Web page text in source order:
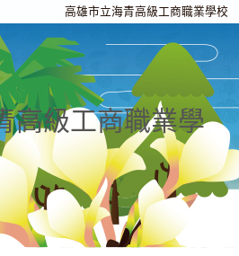
高雄市立海青高級工商職業學校
高級工商職業學